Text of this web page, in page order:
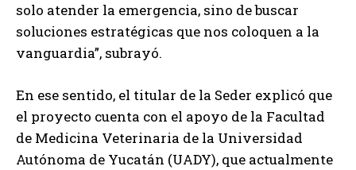
solo atender la emergencia, sino de buscar
soluciones estratégicas que nos coloquen a la
vanguardia”, subrayó.
En ese sentido, el titular de la Seder explicó que
el proyecto cuenta con el apoyo de la Facultad
de Medicina Veterinaria de la Universidad
Autónoma de Yucatán (UADY), que actualmente